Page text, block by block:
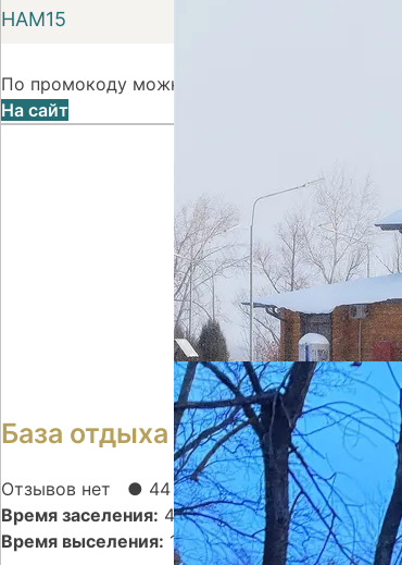
НАМ15
По промокоду можно получить скидку до
На сайт
База отдыха Ветерок
Отзывов нет
● 44 номера
Время заселения: 44
Время выселения: 14:00